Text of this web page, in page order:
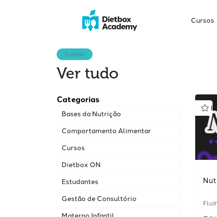
Cursos
Cursos
Ver tudo
Categorias
Bases da Nutrição
Comportamento Alimentar
Cursos
Dietbox ON
Estudantes
Gestão de Consultório